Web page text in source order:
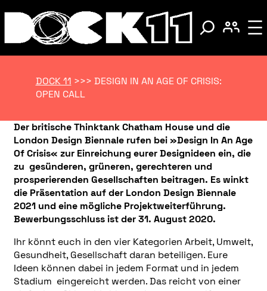
DOCK 11 >>> DESIGN IN AN AGE OF CRISIS:
OPEN CALL
Der britische Thinktank Chatham House und die
London Design Biennale rufen bei »Design In An Age
Of Crisis« zur Einreichung eurer Designideen ein, die
zu gesünderen, grüneren, gerechteren und
prosperierenden Gesellschaften beitragen. Es winkt
die Präsentation auf der London Design Biennale
2021 und eine mögliche Projektweiterführung.
Bewerbungsschluss ist der 31. August 2020.
Ihr könnt euch in den vier Kategorien Arbeit, Umwelt,
Gesundheit, Gesellschaft daran beteiligen. Eure
Ideen können dabei in jedem Format und in jedem
Stadium eingereicht werden. Das reicht von einer